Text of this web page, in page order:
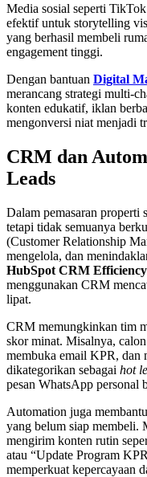
Media sosial seperti
efektif untuk storytelling
yang berhasil membeli
engagement tinggi.
Dengan bantuan Digital
merancang strategi multi-
konten edukatif, iklan
mengonversi niat menjadi
CRM dan
Leads
Dalam pemasaran properti
tetapi tidak semuanya
(Customer Relationship
mengelola, dan
HubSpot CRM
menggunakan CRM
lipat.
CRM memungkinkan tim
skor minat. Misalnya,
membuka email KPR, dan
dikategorikan sebagai hot
pesan WhatsApp personal
Automation juga
yang belum siap membeli.
mengirim konten rutin
atau “Update Program
memperkuat kepercayaan